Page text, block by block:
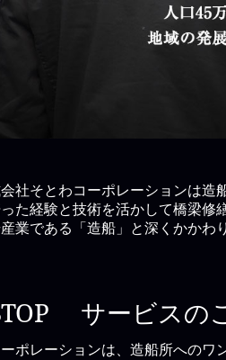
社そとわコーポレーションは造
た経験と技術を活かして橋梁修
業である「造船」と深くかかわ
サービスの
ポレーションは、造船所へのワ